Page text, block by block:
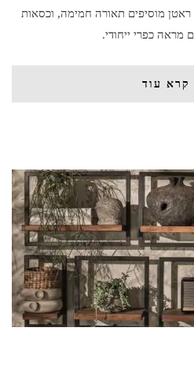
מוסיפים תאורה חמימה, וכסאות
מראה כפרי ייחודי.
קרא עוד